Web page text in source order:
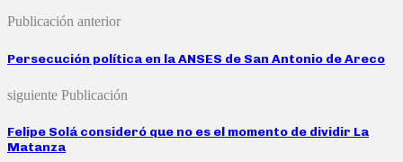
Publicación anterior
Persecución política en la ANSES de San Antonio de Areco
siguiente Publicación
Felipe Solá consideró que no es el momento de dividir La
Matanza